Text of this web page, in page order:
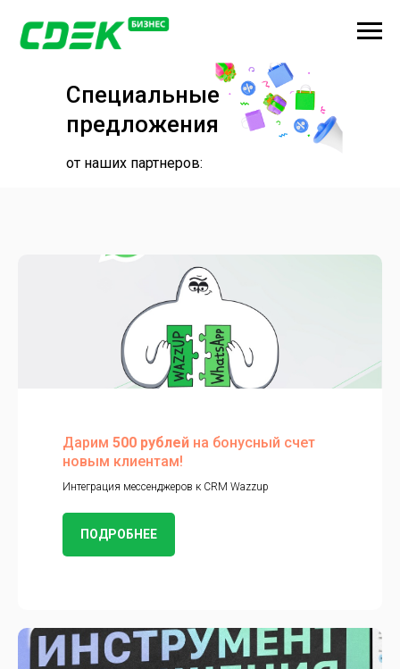
Специальные
предложения
от наших партнеров:
Дарим 500 рублей на бонусный счет
новым клиентам!
Интеграция мессенджеров к CRM Wazzup
ПОДРОБНЕЕ